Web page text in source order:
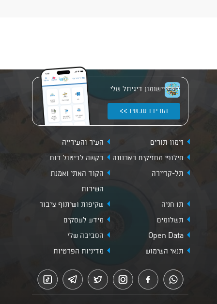
יישומון דיגיתל שלי
הורידו עכשיו >>
זימון תורים
העיר והעירייה
חילופי מחזיקים בארנונה
בקשה לביטול דוח
תל-קריירה
הקוד האתי ואמנת
השירות
תו חניה
שקיפות ושיתוף ציבור
תשלומים
מידע לעסקים
Open Data
הסביבה שלי
תנאי השימוש
מדיניות הפרטיות